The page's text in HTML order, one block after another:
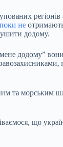
регіонів
поки не
додому.
додому” вони
та
що